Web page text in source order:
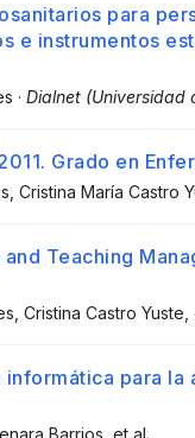
para
e instrumentos
· Dialnet (Universidad
Grado en
, Cristina María Castro
Teaching
, Cristina Castro Yuste
para la
Barrios , et al.